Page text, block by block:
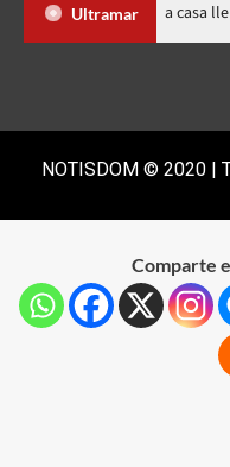
Ultramar
celebra 15 años con
NOTISDOM © 2020 |
Comparte